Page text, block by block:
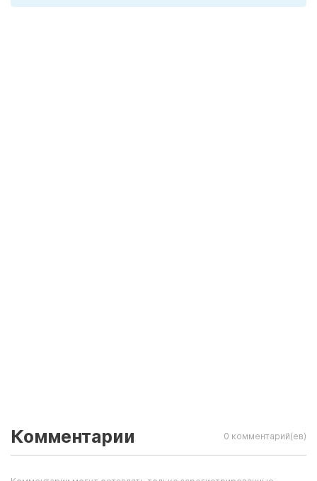
Комментарии 0 комментарий(ев)